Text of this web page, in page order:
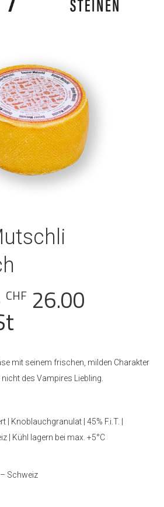
CHF 26.00
CHF
mit seinem frischen, milden Charakter
des Vampires Liebling.
| Knoblauchgranulat | 45% F.i.T. |
| Kühl lagern bei max. +5°C
Schweiz